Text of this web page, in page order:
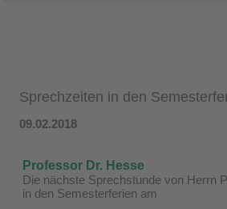
Sprechzeiten in den
09.02.2018
Professor Dr. Hesse
Die nächste Sprechstunde von Herrn
in den Semesterferien am